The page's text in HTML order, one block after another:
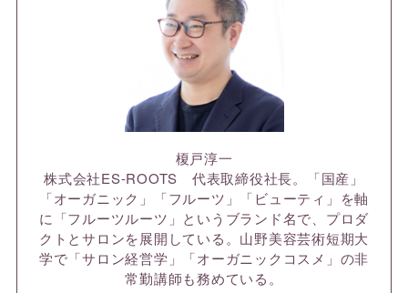
榎戸淳一
株式会社ES-ROOTS 代表取締役社長。「国産」
「オーガニック」「フルーツ」「ビューティ」を軸
に「フルーツルーツ」というブランド名で、プロダ
クトとサロンを展開している。山野美容芸術短期大
学で「サロン経営学」「オーガニックコスメ」の非
常勤講師も務めている。